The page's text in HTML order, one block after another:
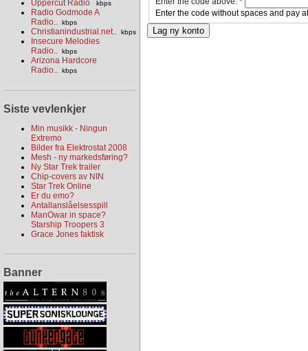
Uppercut Radio kbps
Radio Godmode A
Radio.. kbps
Christianindustrial.net.. kbps
Insecure Melodies
Radio.. kbps
Arizona Hardcore
Radio.. kbps
Siste vevlenkjer
Min musikk - Ningun
Extremo
Bilder fra Elektrostat 2008
Mesh - ny markedsføring?
Ny Star Trek trailer
Chip-covers av NIN
Star Trek Online
Er du emo?
Antallanslåelsesspill
ManOwar in space?
Starship Troopers 3
Grace Jones faktisk
Banner
Enter the code without spaces and pay